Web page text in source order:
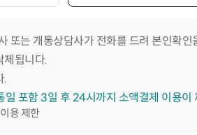
또는 개통상담사가 전화를 드려 본인확인
제됩니다.
.
포함 3일 후 24시까지 소액결제 이용이
용 제한